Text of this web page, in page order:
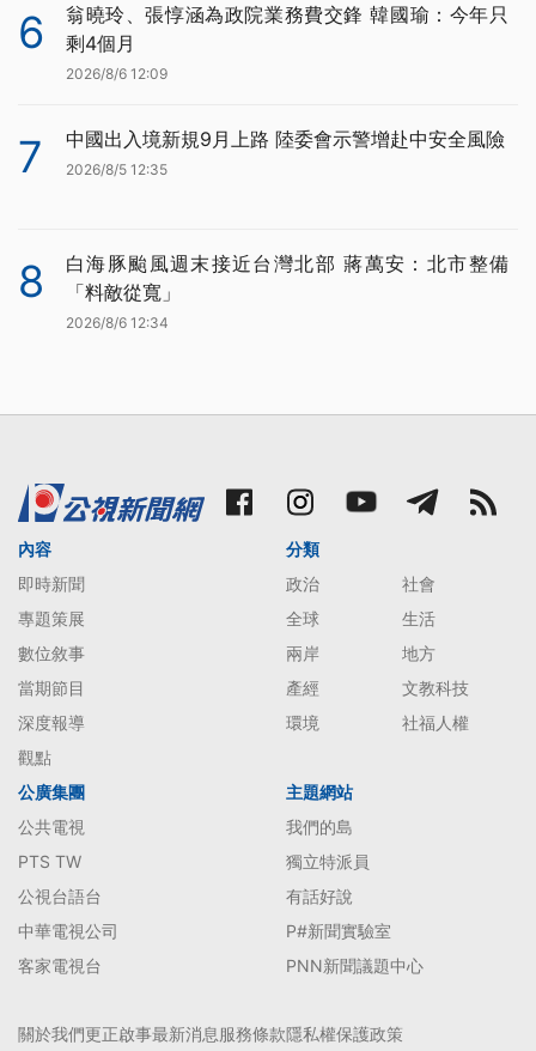
6
翁曉玲、張惇涵為政院業務費交鋒 韓國瑜：今年只
剩4個月
2026/8/6 12:09
7 中國出入境新規9月上路 陸委會示警增赴中安全風險
2026/8/5 12:35
8
白海豚颱風週末接近台灣北部 蔣萬安：北市整備
「料敵從寬」
2026/8/6 12:34
內容
即時新聞
專題策展
數位敘事
當期節目
深度報導
觀點
分類
政治
社會
全球
生活
兩岸
地方
產經
文教科技
環境
社福人權
公廣集團
公共電視
PTS TW
公視台語台
中華電視公司
客家電視台
主題網站
我們的島
獨立特派員
有話好說
P#新聞實驗室
PNN新聞議題中心
關於我們更正啟事最新消息服務條款隱私權保護政策